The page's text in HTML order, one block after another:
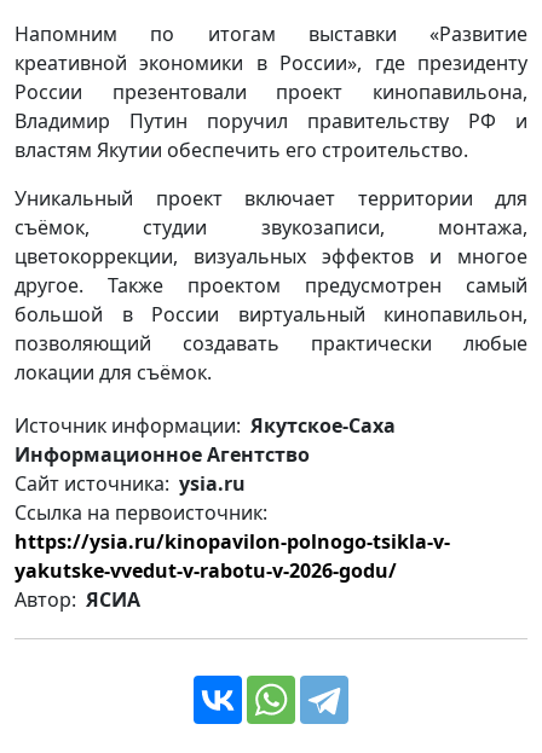
Напомним по итогам выставки «Развитие
креативной экономики в России», где президенту
России презентовали проект кинопавильона,
Владимир Путин поручил правительству РФ и
властям Якутии обеспечить его строительство.
Уникальный проект включает территории для
съёмок, студии звукозаписи, монтажа,
цветокоррекции, визуальных эффектов и многое
другое. Также проектом предусмотрен самый
большой в России виртуальный кинопавильон,
позволяющий создавать практически любые
локации для съёмок.
Источник информации: Якутское-Саха
Информационное Агентство
Сайт источника: ysia.ru
Ссылка на первоисточник:
https://ysia.ru/kinopavilon-polnogo-tsikla-v-
yakutske-vvedut-v-rabotu-v-2026-godu/
Автор: ЯСИА